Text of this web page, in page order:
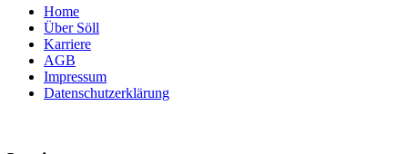
Home
Über Söll
Karriere
AGB
Impressum
Datenschutzerklärung